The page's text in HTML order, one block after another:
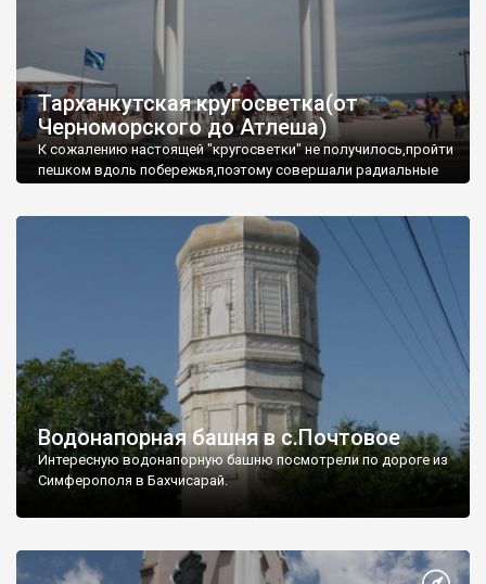
Тарханкутская кругосветка(от
Черноморского до Атлеша)
К сожалению настоящей "кругосветки" не получилось,пройти
пешком вдоль побережья,поэтому совершали радиальные
Водонапорная башня в с.Почтовое
Интересную водонапорную башню посмотрели по дороге из
Симферополя в Бахчисарай.